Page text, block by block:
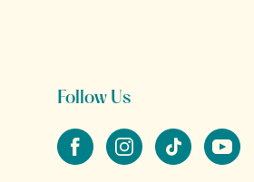
Follow Us
facebookinstagramtiktok youtube